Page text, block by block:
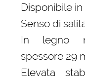
Disponibile in
Senso di
In legno
spessore 29
Elevata